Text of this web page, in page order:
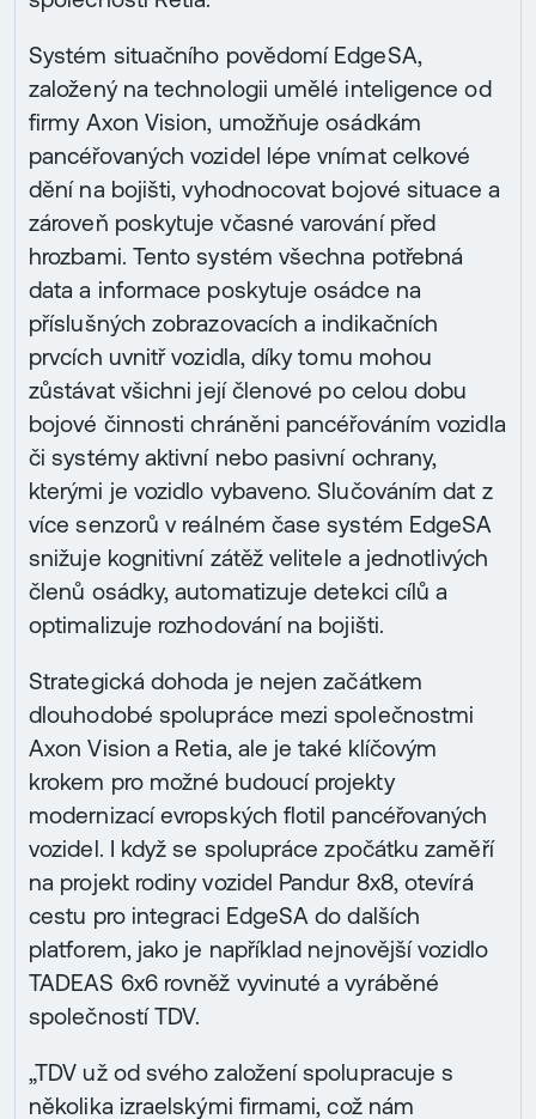
Systém situačního povědomí EdgeSA,
založený na technologii umělé inteligence od
firmy Axon Vision, umožňuje osádkám
pancéřovaných vozidel lépe vnímat celkové
dění na bojišti, vyhodnocovat bojové situace a
zároveň poskytuje včasné varování před
hrozbami. Tento systém všechna potřebná
data a informace poskytuje osádce na
příslušných zobrazovacích a indikačních
prvcích uvnitř vozidla, díky tomu mohou
zůstávat všichni její členové po celou dobu
bojové činnosti chráněni pancéřováním vozidla
či systémy aktivní nebo pasivní ochrany,
kterými je vozidlo vybaveno. Slučováním dat z
více senzorů v reálném čase systém EdgeSA
snižuje kognitivní zátěž velitele a jednotlivých
členů osádky, automatizuje detekci cílů a
optimalizuje rozhodování na bojišti.
Strategická dohoda je nejen začátkem
dlouhodobé spolupráce mezi společnostmi
Axon Vision a Retia, ale je také klíčovým
krokem pro možné budoucí projekty
modernizací evropských flotil pancéřovaných
vozidel. I když se spolupráce zpočátku zaměří
na projekt rodiny vozidel Pandur 8x8, otevírá
cestu pro integraci EdgeSA do dalších
platforem, jako je například nejnovější vozidlo
TADEAS 6x6 rovněž vyvinuté a vyráběné
společností TDV.
„TDV už od svého založení spolupracuje s
několika izraelskými firmami, což nám